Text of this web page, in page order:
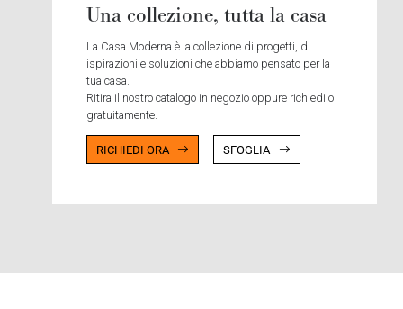
Una collezione, tutta la casa
La Casa Moderna è la collezione di progetti, di
ispirazioni e soluzioni che abbiamo pensato per la
tua casa.
Ritira il nostro catalogo in negozio oppure richiedilo
gratuitamente.
RICHIEDI ORA SFOGLIA